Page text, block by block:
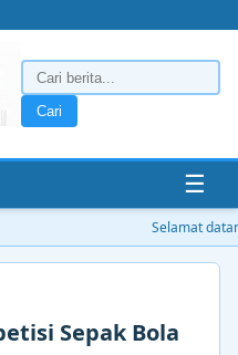
Cari
☰
Selamat
Sepak Bola